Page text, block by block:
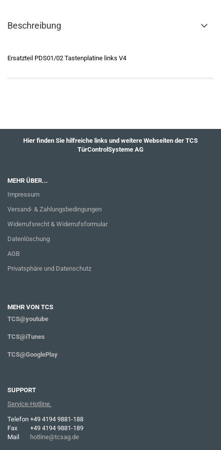
Beschreibung
Ersatzteil PDS01/02 Tastenplatine links V4
Hier finden Sie hilfreiche links und weitere Webseiten der TCS
TürControlSysteme AG
MEHR ÜBER...
Impressum
Versand- & Zahlungsbedingungen
Widerrufsrecht & Widerrufsformular
Datenlöschung
AGB
Privatsphäre und Datenschutz
MEHR VON TCS
TCS@youtube
TCS@iTunes
TCS@GooglePlay
SUPPORT
Service-Hotline
Telefon +49 4194 9881-188
Fax
+49 4194 9881-189
Mail
hotline@tcsag.de